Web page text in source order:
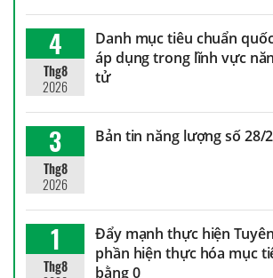
4
Thg8
2026
Danh mục tiêu chuẩn
áp dụng trong lĩnh vực
tử
3
Thg8
2026
Bản tin năng lượng số 28/
1
Thg8
Đẩy mạnh thực hiện Tuyên
phần hiện thực hóa mục
bằng 0